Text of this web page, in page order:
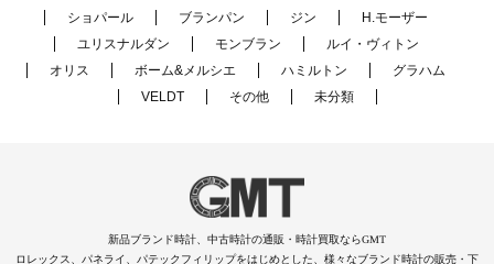
ショパール
ブランパン ジン
H.モーザー
ユリスナルダン
モンブラン
ルイ・ヴィトン
オリス
ボーム&メルシエ ハミルトン
グラハム
VELDT
その他 未分類
新品ブランド時計、中古時計の通販・時計買取ならGMT
ロレックス、パネライ、パテックフィリップをはじめとした、様々なブランド時計の販売・下